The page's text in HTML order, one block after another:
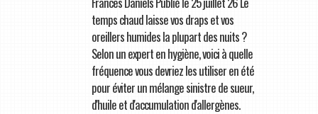
temps chaud laisse vos draps et vos
oreillers humides la plupart des nuits ?
Selon un expert en hygiène, voici à quelle
fréquence vous devriez les utiliser en été
pour éviter un mélange sinistre de sueur,
d'huile et d'accumulation d'allergènes.